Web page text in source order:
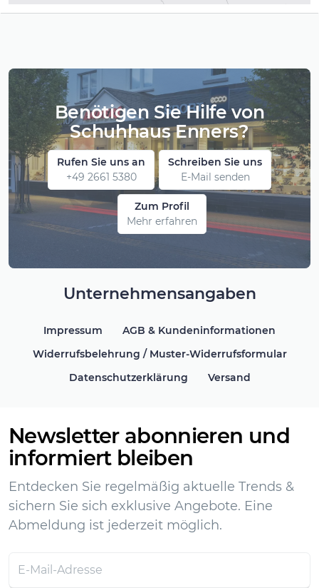
Benötigen Sie Hilfe von
Schuhhaus Enners?
Rufen Sie uns an
+49 2661 5380
Schreiben Sie uns
E-Mail senden
Zum Profil
Mehr erfahren
Unternehmensangaben
Impressum
AGB & Kundeninformationen
Widerrufsbelehrung / Muster-Widerrufsformular
Datenschutzerklärung
Versand
Newsletter abonnieren und
informiert bleiben
Entdecken Sie regelmäßig aktuelle Trends &
sichern Sie sich exklusive Angebote. Eine
Abmeldung ist jederzeit möglich.